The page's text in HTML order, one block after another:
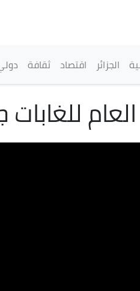
الرئيسيةالجزائر اقتصاد ثقافة